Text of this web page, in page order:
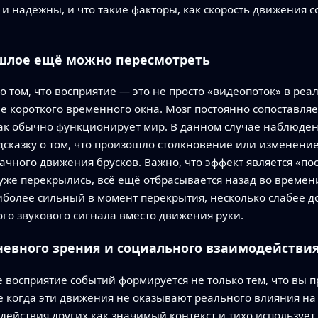
надёжны, и что такие факторы, как скорость движения
ещё можно пересмотреть
том, что восприятие — это не просто «видеопоток» в
временного окна. Мозг постоянно
обычно функционирует мир. В данном случае
о том, что произошло столкновение или
движения брусков. Важно, что эффект является
перекрылись, всё ещё отбрасывается назад во
сильный в момент перекрытия, несколько слабее
звукового сигнала вместо движения руки.
зрения и социального
событий формируется не только тем, что вы
эти движения не оказывают реального влияния
других как значимый контекст и тихо